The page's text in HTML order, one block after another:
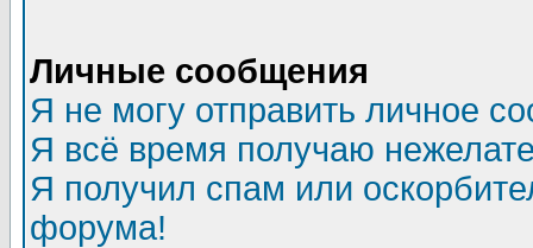
Личные сообщения
Я не могу отправить личное
Я всё время получаю
Я получил спам или
форума!